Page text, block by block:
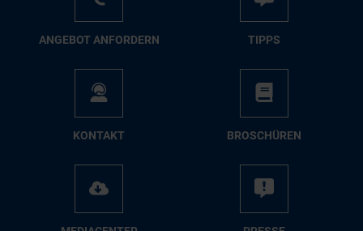
AN­GE­BOT AN­FOR­DERN TIPPS
KON­TAKT BRO­SCHÜ­REN